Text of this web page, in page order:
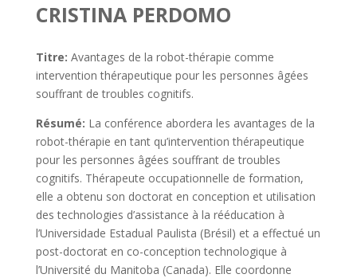
CRISTINA PERDOMO
Titre: Avantages de la robot-thérapie comme
intervention thérapeutique pour les personnes âgées
souffrant de troubles cognitifs.
Résumé: La conférence abordera les avantages de la
robot-thérapie en tant qu’intervention thérapeutique
pour les personnes âgées souffrant de troubles
cognitifs. Thérapeute occupationnelle de formation,
elle a obtenu son doctorat en conception et utilisation
des technologies d’assistance à la rééducation à
l’Universidade Estadual Paulista (Brésil) et a effectué un
post-doctorat en co-conception technologique à
l’Université du Manitoba (Canada). Elle coordonne